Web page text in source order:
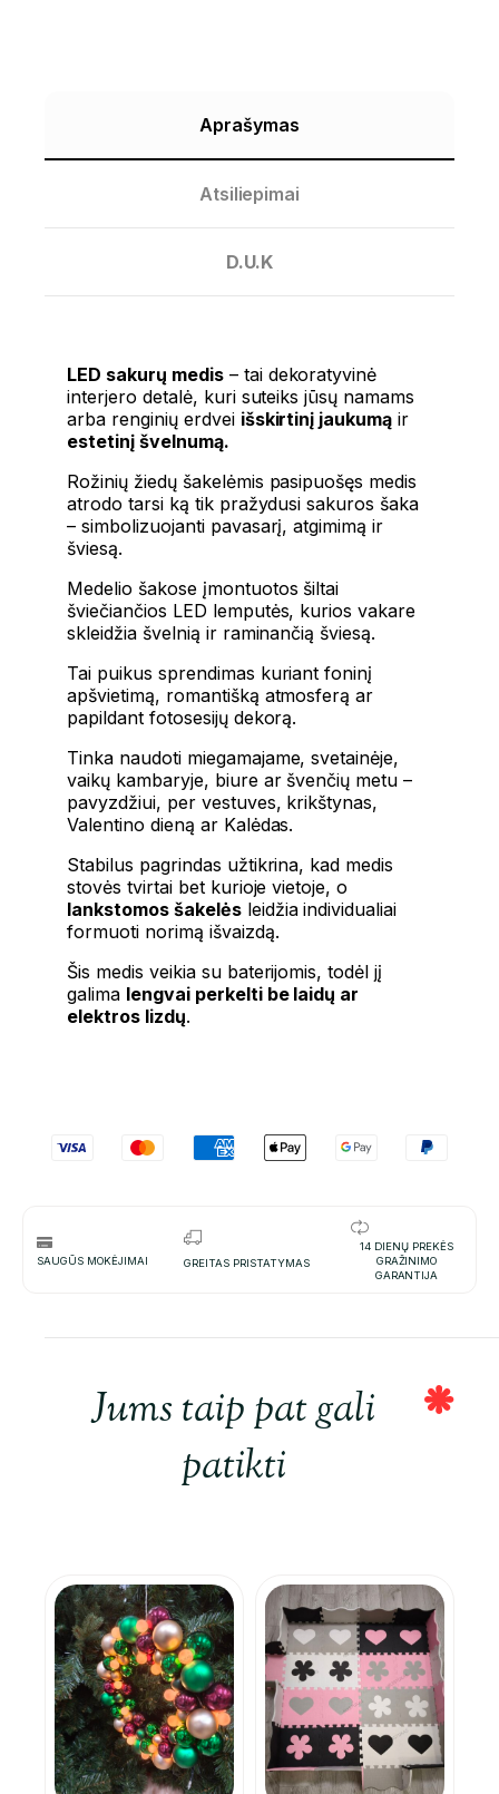
Aprašymas
Atsiliepimai
D.U.K
LED sakurų medis– tai dekoratyvinė
interjero detalė, kuri suteiks jūsų namams
arba renginių erdvei išskirtinį jaukumą ir
estetinį švelnumą.
Rožinių žiedų šakelėmis pasipuošęs medis
atrodo tarsi ką tik pražydusi sakuros šaka
– simbolizuojanti pavasarį, atgimimą ir
šviesą.
Medelio šakose įmontuotos šiltai
šviečiančios LED lemputės, kurios vakare
skleidžia švelnią ir raminančią šviesą.
Tai puikus sprendimas kuriant foninį
apšvietimą, romantišką atmosferą ar
papildant fotosesijų dekorą.
Tinka naudoti miegamajame, svetainėje,
vaikų kambaryje, biure ar švenčių metu –
pavyzdžiui, per vestuves, krikštynas,
Valentino dieną ar Kalėdas.
Stabilus pagrindas užtikrina, kad medis
stovės tvirtai bet kurioje vietoje, o
lankstomos šakelėsleidžia individualiai
formuoti norimą išvaizdą.
Šis medis veikia su baterijomis, todėl jį
galima lengvai perkelti be laidų ar
elektros lizdų.
SAUGŪS MOKĖJIMAI GREITAS PRISTATYMAS
14 DIENŲ PREKĖS
GRAŽINIMO
GARANTIJA
Jums taip pat gali
patikti